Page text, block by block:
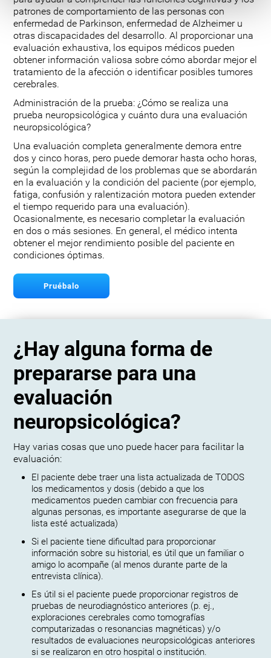
patrones de comportamiento de las personas con
enfermedad de Parkinson, enfermedad de Alzheimer u
otras discapacidades del desarrollo. Al proporcionar una
evaluación exhaustiva, los equipos médicos pueden
obtener información valiosa sobre cómo abordar mejor el
tratamiento de la afección o identificar posibles tumores
cerebrales.
Administración de la prueba: ¿Cómo se realiza una
prueba neuropsicológica y cuánto dura una evaluación
neuropsicológica?
Una evaluación completa generalmente demora entre
dos y cinco horas, pero puede demorar hasta ocho horas,
según la complejidad de los problemas que se abordarán
en la evaluación y la condición del paciente (por ejemplo,
fatiga, confusión y ralentización motora pueden extender
el tiempo requerido para una evaluación).
Ocasionalmente, es necesario completar la evaluación
en dos o más sesiones. En general, el médico intenta
obtener el mejor rendimiento posible del paciente en
condiciones óptimas.
Pruébalo
¿Hay alguna forma de
prepararse para una
evaluación
neuropsicológica?
Hay varias cosas que uno puede hacer para facilitar la
evaluación:
El paciente debe traer una lista actualizada de TODOS
los medicamentos y dosis (debido a que los
medicamentos pueden cambiar con frecuencia para
algunas personas, es importante asegurarse de que la
lista esté actualizada)
Si el paciente tiene dificultad para proporcionar
información sobre su historial, es útil que un familiar o
amigo lo acompañe (al menos durante parte de la
entrevista clínica).
Es útil si el paciente puede proporcionar registros de
pruebas de neurodiagnóstico anteriores (p. ej.,
exploraciones cerebrales como tomografías
computarizadas o resonancias magnéticas) y/o
resultados de evaluaciones neuropsicológicas anteriores
si se realizaron en otro hospital o institución.